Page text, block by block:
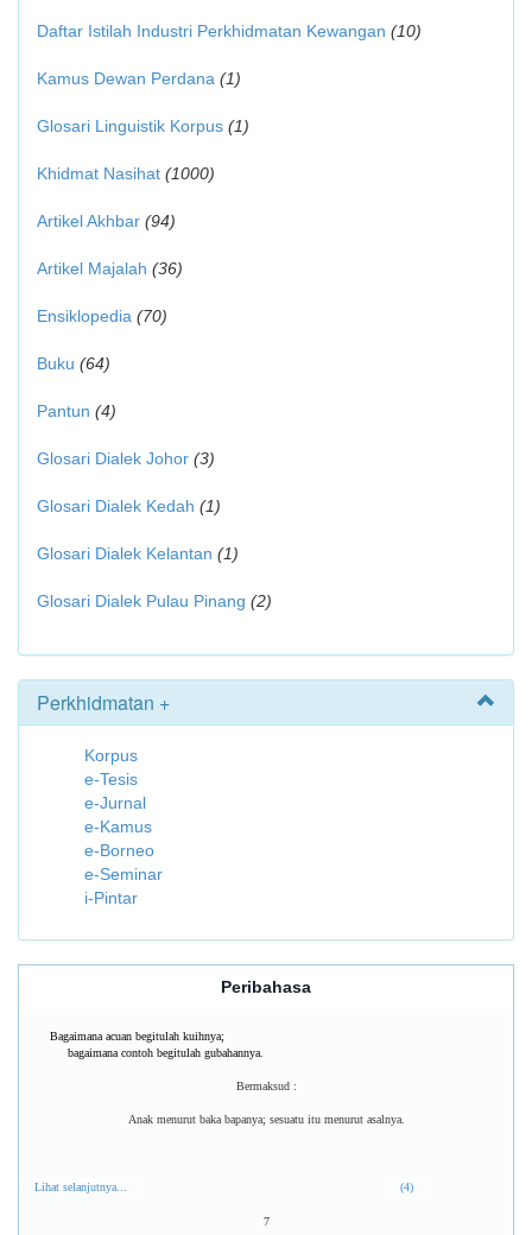
Daftar Istilah Industri Perkhidmatan Kewangan (10)
Kamus Dewan Perdana (1)
Glosari Linguistik Korpus (1)
Khidmat Nasihat (1000)
Artikel Akhbar (94)
Artikel Majalah (36)
Ensiklopedia (70)
Buku (64)
Pantun (4)
Glosari Dialek Johor (3)
Glosari Dialek Kedah (1)
Glosari Dialek Kelantan (1)
Glosari Dialek Pulau Pinang (2)
Perkhidmatan +
Korpus
e-Tesis
e-Jurnal
e-Kamus
e-Borneo
e-Seminar
i-Pintar
Peribahasa
Bagaimana acuan begitulah kuihnya;
bagaimana contoh begitulah gubahannya.
Bermaksud :
Anak menurut baka bapanya; sesuatu itu menurut asalnya.
Lihat selanjutnya... (4)
7